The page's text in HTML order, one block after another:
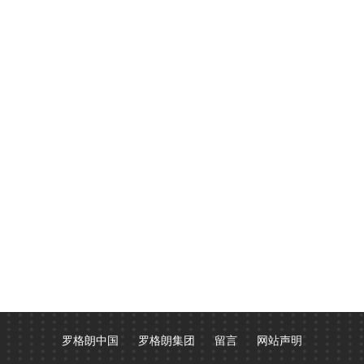
罗格朗中国 罗格朗集团 留言 网站声明